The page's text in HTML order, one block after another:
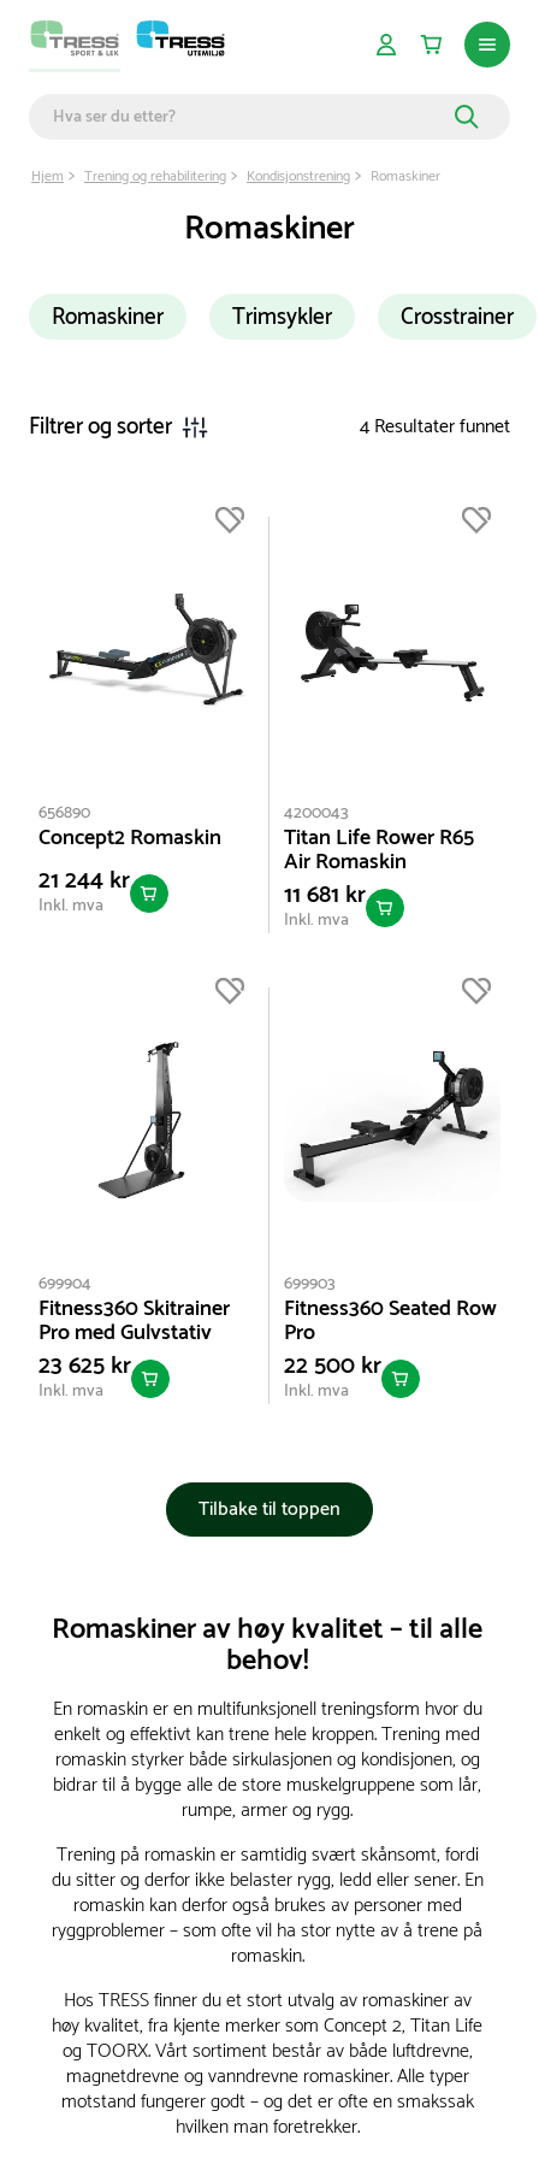
Hjem Trening og rehabilitering Kondisjonstrening Romaskiner
Romaskiner
Romaskiner Trimsykler Crosstrainer
Filtrer og sorter 4Resultater funnet
656890
Concept2 Romaskin
21 244 kr
Inkl. mva
4200043
Titan Life Rower R65
Air Romaskin
11 681 kr
Inkl. mva
699904
Fitness360 Skitrainer
Pro med Gulvstativ
23 625 kr
Inkl. mva
699903
Fitness360 Seated Row
Pro
22 500 kr
Inkl. mva
Tilbake til toppen
Romaskiner av høy kvalitet – til alle
behov!
En romaskin er en multifunksjonell treningsform hvor du
enkelt og effektivt kan trene hele kroppen. Trening med
romaskin styrker både sirkulasjonen og kondisjonen, og
bidrar til å bygge alle de store muskelgruppene som lår,
rumpe, armer og rygg.
Trening på romaskin er samtidig svært skånsomt, fordi
du sitter og derfor ikke belaster rygg, ledd eller sener. En
romaskin kan derfor også brukes av personer med
ryggproblemer – som ofte vil ha stor nytte av å trene på
romaskin.
Hos TRESS finner du et stort utvalg av romaskiner av
høy kvalitet, fra kjente merker som Concept 2, Titan Life
og TOORX. Vårt sortiment består av både luftdrevne,
magnetdrevne og vanndrevne romaskiner. Alle typer
motstand fungerer godt – og det er ofte en smakssak
hvilken man foretrekker.